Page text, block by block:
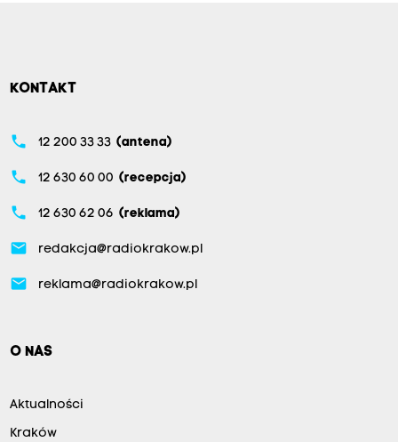
KONTAKT
phone 12 200 33 33 (antena)
phone 12 630 60 00 (recepcja)
phone 12 630 62 06 (reklama)
email redakcja@radiokrakow.pl
email reklama@radiokrakow.pl
O NAS
Aktualności
Kraków